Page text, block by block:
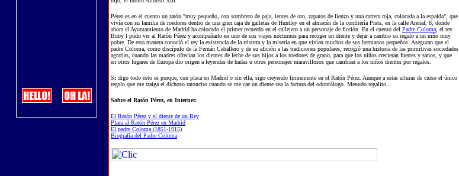
Pérez es en el cuento un ratón "muy pequeño, con sombrero de paja, lentes de oro, zapatos de lienzo y una cartera roja, colocada a la espalda", que
vivía con su familia de roedores dentro de una gran caja de galletas de Huntley en el almacén de la confitería Prats, en la calle Arenal, 8, donde
ahora el Ayuntamiento de Madrid ha colocado el primer recuerdo en el callejero a un personaje de ficción. En el cuento del Padre Coloma , el rey
Buby I pudo ver al Ratón Pérez y acompañarlo en uno de sus viajes nocturnos para recoger un diente y dejar a cambio su regalo a un niño muy
pobre. De esta manera conoció el rey la existencia de la tristeza y la miseria en que vivían muchos de sus hermanos pequeños. Aseguran que el
padre Coloma, como discípulo de la Fernán Caballero y de su afición a las tradiciones populares, recogió una historia de las primitivas sociedades
agrarias, cuando las madres ofrecían los dientes de leche de sus hijos a los roedores de grano, para que los niños crecieran fuertes y sanos, y que
en otros lugares de Europa dio origen a leyendas de hadas u otros personajes maravillosos que cambian a los niños dientes por regalos.
Si digo todo esto es porque, con placa en Madrid o sin ella, sigo creyendo firmemente en el Ratón Pérez. Aunque a estas alturas de curso el único
regalo que me traiga el dichoso ratoncito cuando se me cae un diente sea la factura del odontólogo. Menudo regalito...
Sobre el Ratón Pérez, en Internet:
El Ratón Pérez y el diente de un Rey
Placa al Ratón Pérez en Madrid
El padre Coloma (1851-1915)
Biografía del Padre Coloma